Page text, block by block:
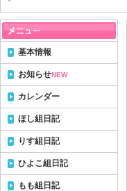
基本情報
お知らせNEW
カレンダー
ほし組日記
りす組日記
ひよこ組日記
もも組日記